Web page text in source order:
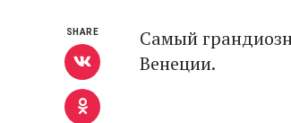
Самый
Венеции.
SHARE